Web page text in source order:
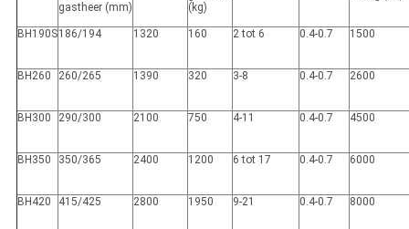
gastheer (mm)
(kg)
BH190S186/194 1320 160 2 tot 6 0.4-0.7 1500
BH260 260/265 1390 320 3-8 0.4-0.7 2600
BH300 290/300 2100 750 4-11 0.4-0.7 4500
BH350 350/365 2400 1200 6 tot 17 0.4-0.7 6000
BH420 415/425 2800 1950 9-21 0.4-0.7 8000